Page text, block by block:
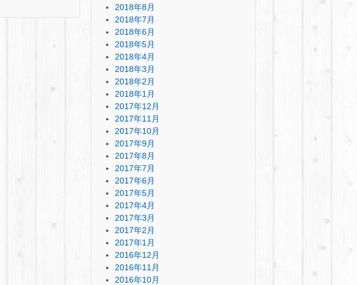
2018年8月
2018年7月
2018年6月
2018年5月
2018年4月
2018年3月
2018年2月
2018年1月
2017年12月
2017年11月
2017年10月
2017年9月
2017年8月
2017年7月
2017年6月
2017年5月
2017年4月
2017年3月
2017年2月
2017年1月
2016年12月
2016年11月
2016年10月